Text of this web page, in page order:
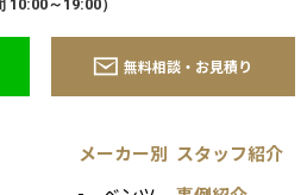
10:00～19:00）
無料相談・お見積り
メーカー別 スタッフ紹介